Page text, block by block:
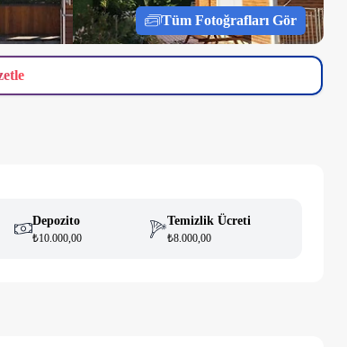
Tüm Fotoğrafları Gör
Depozito
₺10.000,00
Temizlik Ücreti
₺8.000,00